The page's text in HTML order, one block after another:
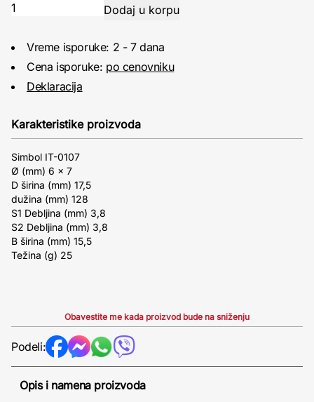
Vreme isporuke: 2 - 7 dana
Cena isporuke: po cenovniku
Deklaracija
Karakteristike proizvoda
Simbol IT-0107
Ø (mm) 6 x 7
D širina (mm) 17,5
dužina (mm) 128
S1 Debljina (mm) 3,8
S2 Debljina (mm) 3,8
B širina (mm) 15,5
Težina (g) 25
Obavestite me kada proizvod bude na sniženju
Podeli:
Opis i namena proizvoda